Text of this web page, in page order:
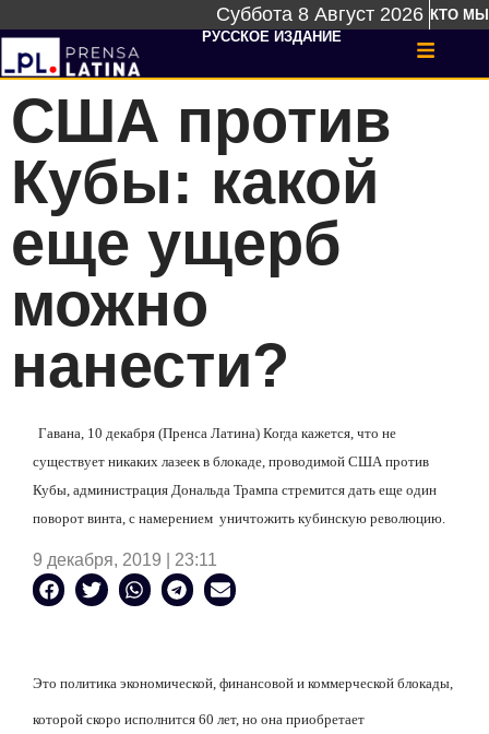
Суббота 8 Август 2026 КТО МЫ
РУССКОЕ ИЗДАНИЕ
США против
Кубы: какой
еще ущерб
можно
нанести?
Гавана, 10 декабря (Пренса Латина) Когда кажется, что не
существует никаких лазеек в блокаде, проводимой США против
Кубы, администрация Дональда Трампа стремится дать еще один
поворот винта, с намерением уничтожить кубинскую революцию.
9 декабря, 2019 | 23:11
Это политика экономической, финансовой и коммерческой блокады,
которой скоро исполнится 60 лет, но она приобретает